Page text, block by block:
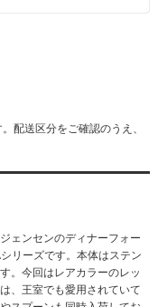
配送区分をご確認のうえ、
ェンセンのディナーフォー
リーズです。本体はステン
。今回はレアカラーのレッ
、王室でも愛用されていて